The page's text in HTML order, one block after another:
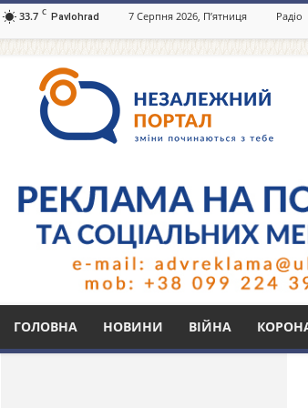
33.7 C Pavlohrad 7 Серпня 2026, П’ятниця Радіо
портал
Павлоград.dp.ua
ГОЛОВНА НОВИНИ ВІЙНА
Тег: Останін Геннадій